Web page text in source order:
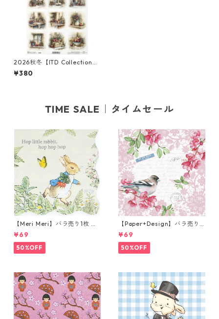
2026秋冬【ITD Collection】
A4サイズ ライスペーパー R28
64 デコパージュ
¥380
TIME SALE｜タイムセール
【Meri Meri】バラ売り1枚 カ
クテルサイズ ペーパーナプキ
ン Peter Rabbit In The Gard
en クリーム ピーターラビット
¥69
50%OFF
【Paper+Design】バラ売り2
枚 ランチサイズ ペーパーナプ
キン Sweet bird ローズ
¥69
50%OFF